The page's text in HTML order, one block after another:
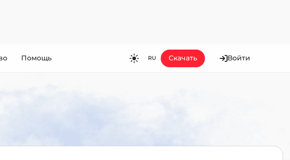
Помощь RU Скачать Войти